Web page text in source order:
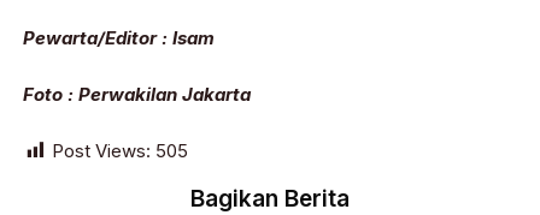
Pewarta/Editor : Isam
Foto : Perwakilan Jakarta
Post Views: 505
Bagikan Berita